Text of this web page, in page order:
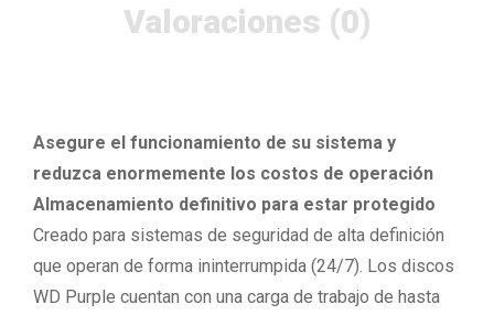
Valoraciones (0)
Asegure el funcionamiento de su sistema y
reduzca enormemente los costos de operación
Almacenamiento definitivo para estar protegido
Creado para sistemas de seguridad de alta definición
que operan de forma ininterrumpida (24/7). Los discos
WD Purple cuentan con una carga de trabajo de hasta